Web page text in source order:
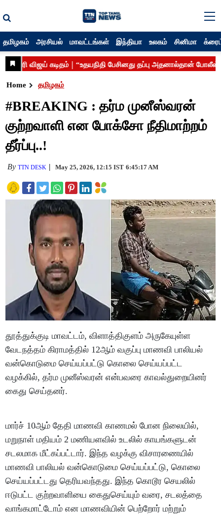
தமிழகம் அரசியல் மாவட்டங்கள் இந்தியா உலகம் சினிமா
Home தமிழகம்
#BREAKING : தர்ம முனீஸ்வரன்
குற்றவாளி என போக்சோ நீதிமாற்றம்
தீர்ப்பு..!
ByTTN DESK May 25, 2026, 12:15 IST 6:45:17 AM
தூத்துக்குடி மாவட்டம், விளாத்திகுளம் அருகேயுள்ள
வேடநத்தம் கிராமத்தில் 12ஆம் வகுப்பு மாணவி பாலியல்
வன்கொடுமை செய்யப்பட்டு கொலை செய்யப்பட்ட
வழக்கில், தர்ம முனீஸ்வரன் என்பவரை காவல்துறையினர்
கைது செய்தனர்.
மார்ச் 10ஆம் தேதி மாணவி காணமல் போன நிலையில்,
மறுநாள் மதியம் 2 மணியளவில் உடலில் காயங்களுடன்
சடலமாக மீட்கப்பட்டார். இந்த வழக்கு விசாரணையில்
மாணவி பாலியல் வன்கொடுமை செய்யப்பட்டு, கொலை
செய்யப்பட்டது தெரியவந்தது. இந்த கொடூர செயலில்
ஈடுபட்ட குற்றவாளியை கைதுசெய்யும் வரை, சடலத்தை
வாங்கமாட்டோம் என மாணவியின் பெற்றோர் மற்றும்